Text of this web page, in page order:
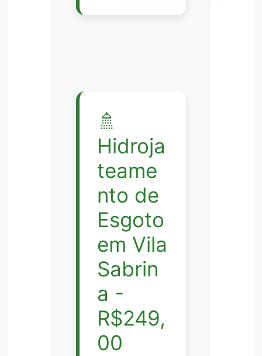
🚿
Hidroja
teame
nto de
Esgoto
em Vila
Sabrin
a -
R$249,
00